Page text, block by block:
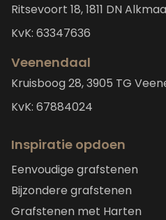
Ritsevoort 18, 1811 DN
KvK: 63347636
Veenendaal
Kruisboog 28, 3905 TG
KvK: 67884024
Inspiratie opdoen
Eenvoudige grafstenen
Bijzondere grafstenen
Grafstenen met Harten